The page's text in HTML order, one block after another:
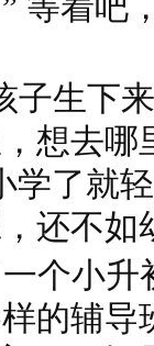
生下
想去
学了就
还不如
个小升
的辅导